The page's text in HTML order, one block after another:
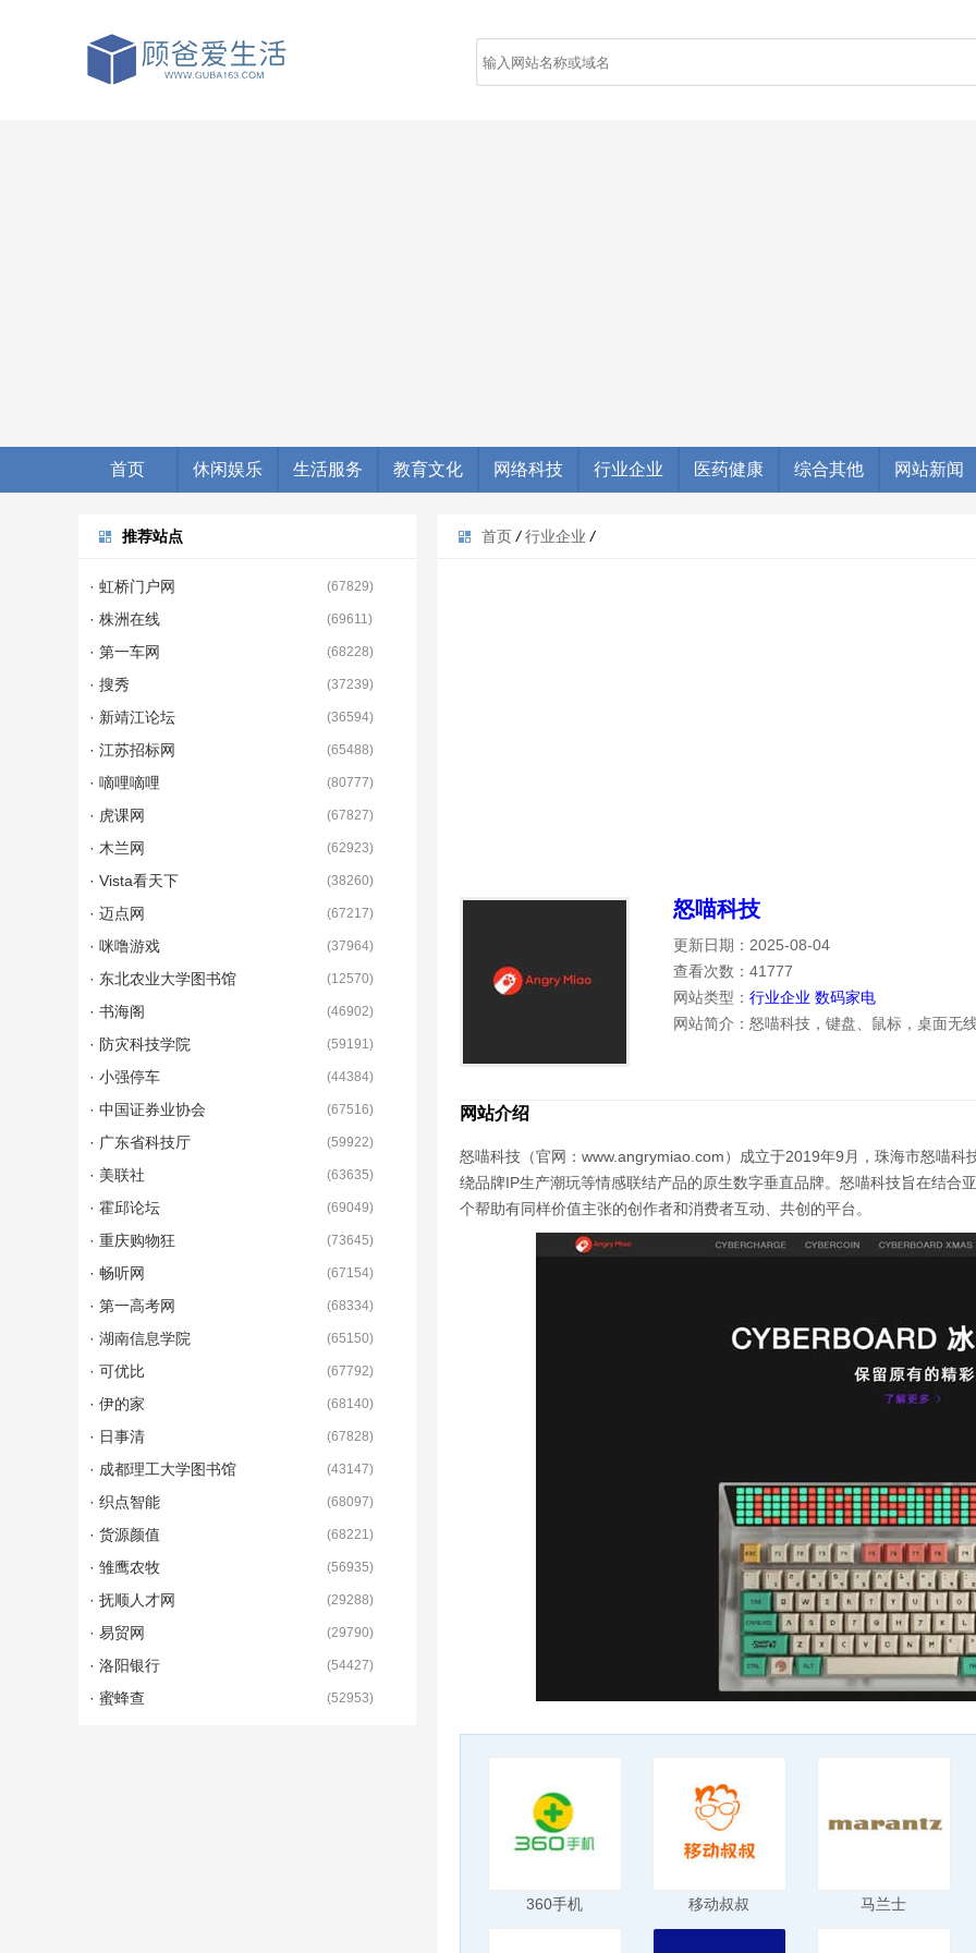
首页 休闲娱乐 生活服务 教育文化 网络科技 行业企业 医药健康 综合其他 网站新闻
首页 / 行业企业 /
怒喵科技
更新日期：2025-08-04
查看次数：41777
网站类型： 行业企业 数码家电
网站简介：怒喵科技，键盘、鼠标，桌面无
网站介绍
怒喵科技（官网：www.angrymiao.com）成立于2019年9月，珠海市怒喵
绕品牌IP生产潮玩等情感联结产品的原生数字垂直品牌。怒喵科技旨在结合
个帮助有同样价值主张的创作者和消费者互动、共创的平台。
360手机 移动叔叔 马兰士
推荐站点
· 虹桥门户网 (67829)
· 株洲在线 (69611)
· 第一车网 (68228)
· 搜秀 (37239)
· 新靖江论坛 (36594)
· 江苏招标网 (65488)
· 嘀哩嘀哩 (80777)
· 虎课网 (67827)
· 木兰网 (62923)
· Vista看天下 (38260)
· 迈点网 (67217)
· 咪噜游戏 (37964)
· 东北农业大学图书馆 (12570)
· 书海阁 (46902)
· 防灾科技学院 (59191)
· 小强停车 (44384)
· 中国证券业协会 (67516)
· 广东省科技厅 (59922)
· 美联社 (63635)
· 霍邱论坛 (69049)
· 重庆购物狂 (73645)
· 畅听网 (67154)
· 第一高考网 (68334)
· 湖南信息学院 (65150)
· 可优比 (67792)
· 伊的家 (68140)
· 日事清 (67828)
· 成都理工大学图书馆 (43147)
· 织点智能 (68097)
· 货源颜值 (68221)
· 雏鹰农牧 (56935)
· 抚顺人才网 (29288)
· 易贸网 (29790)
· 洛阳银行 (54427)
· 蜜蜂查 (52953)